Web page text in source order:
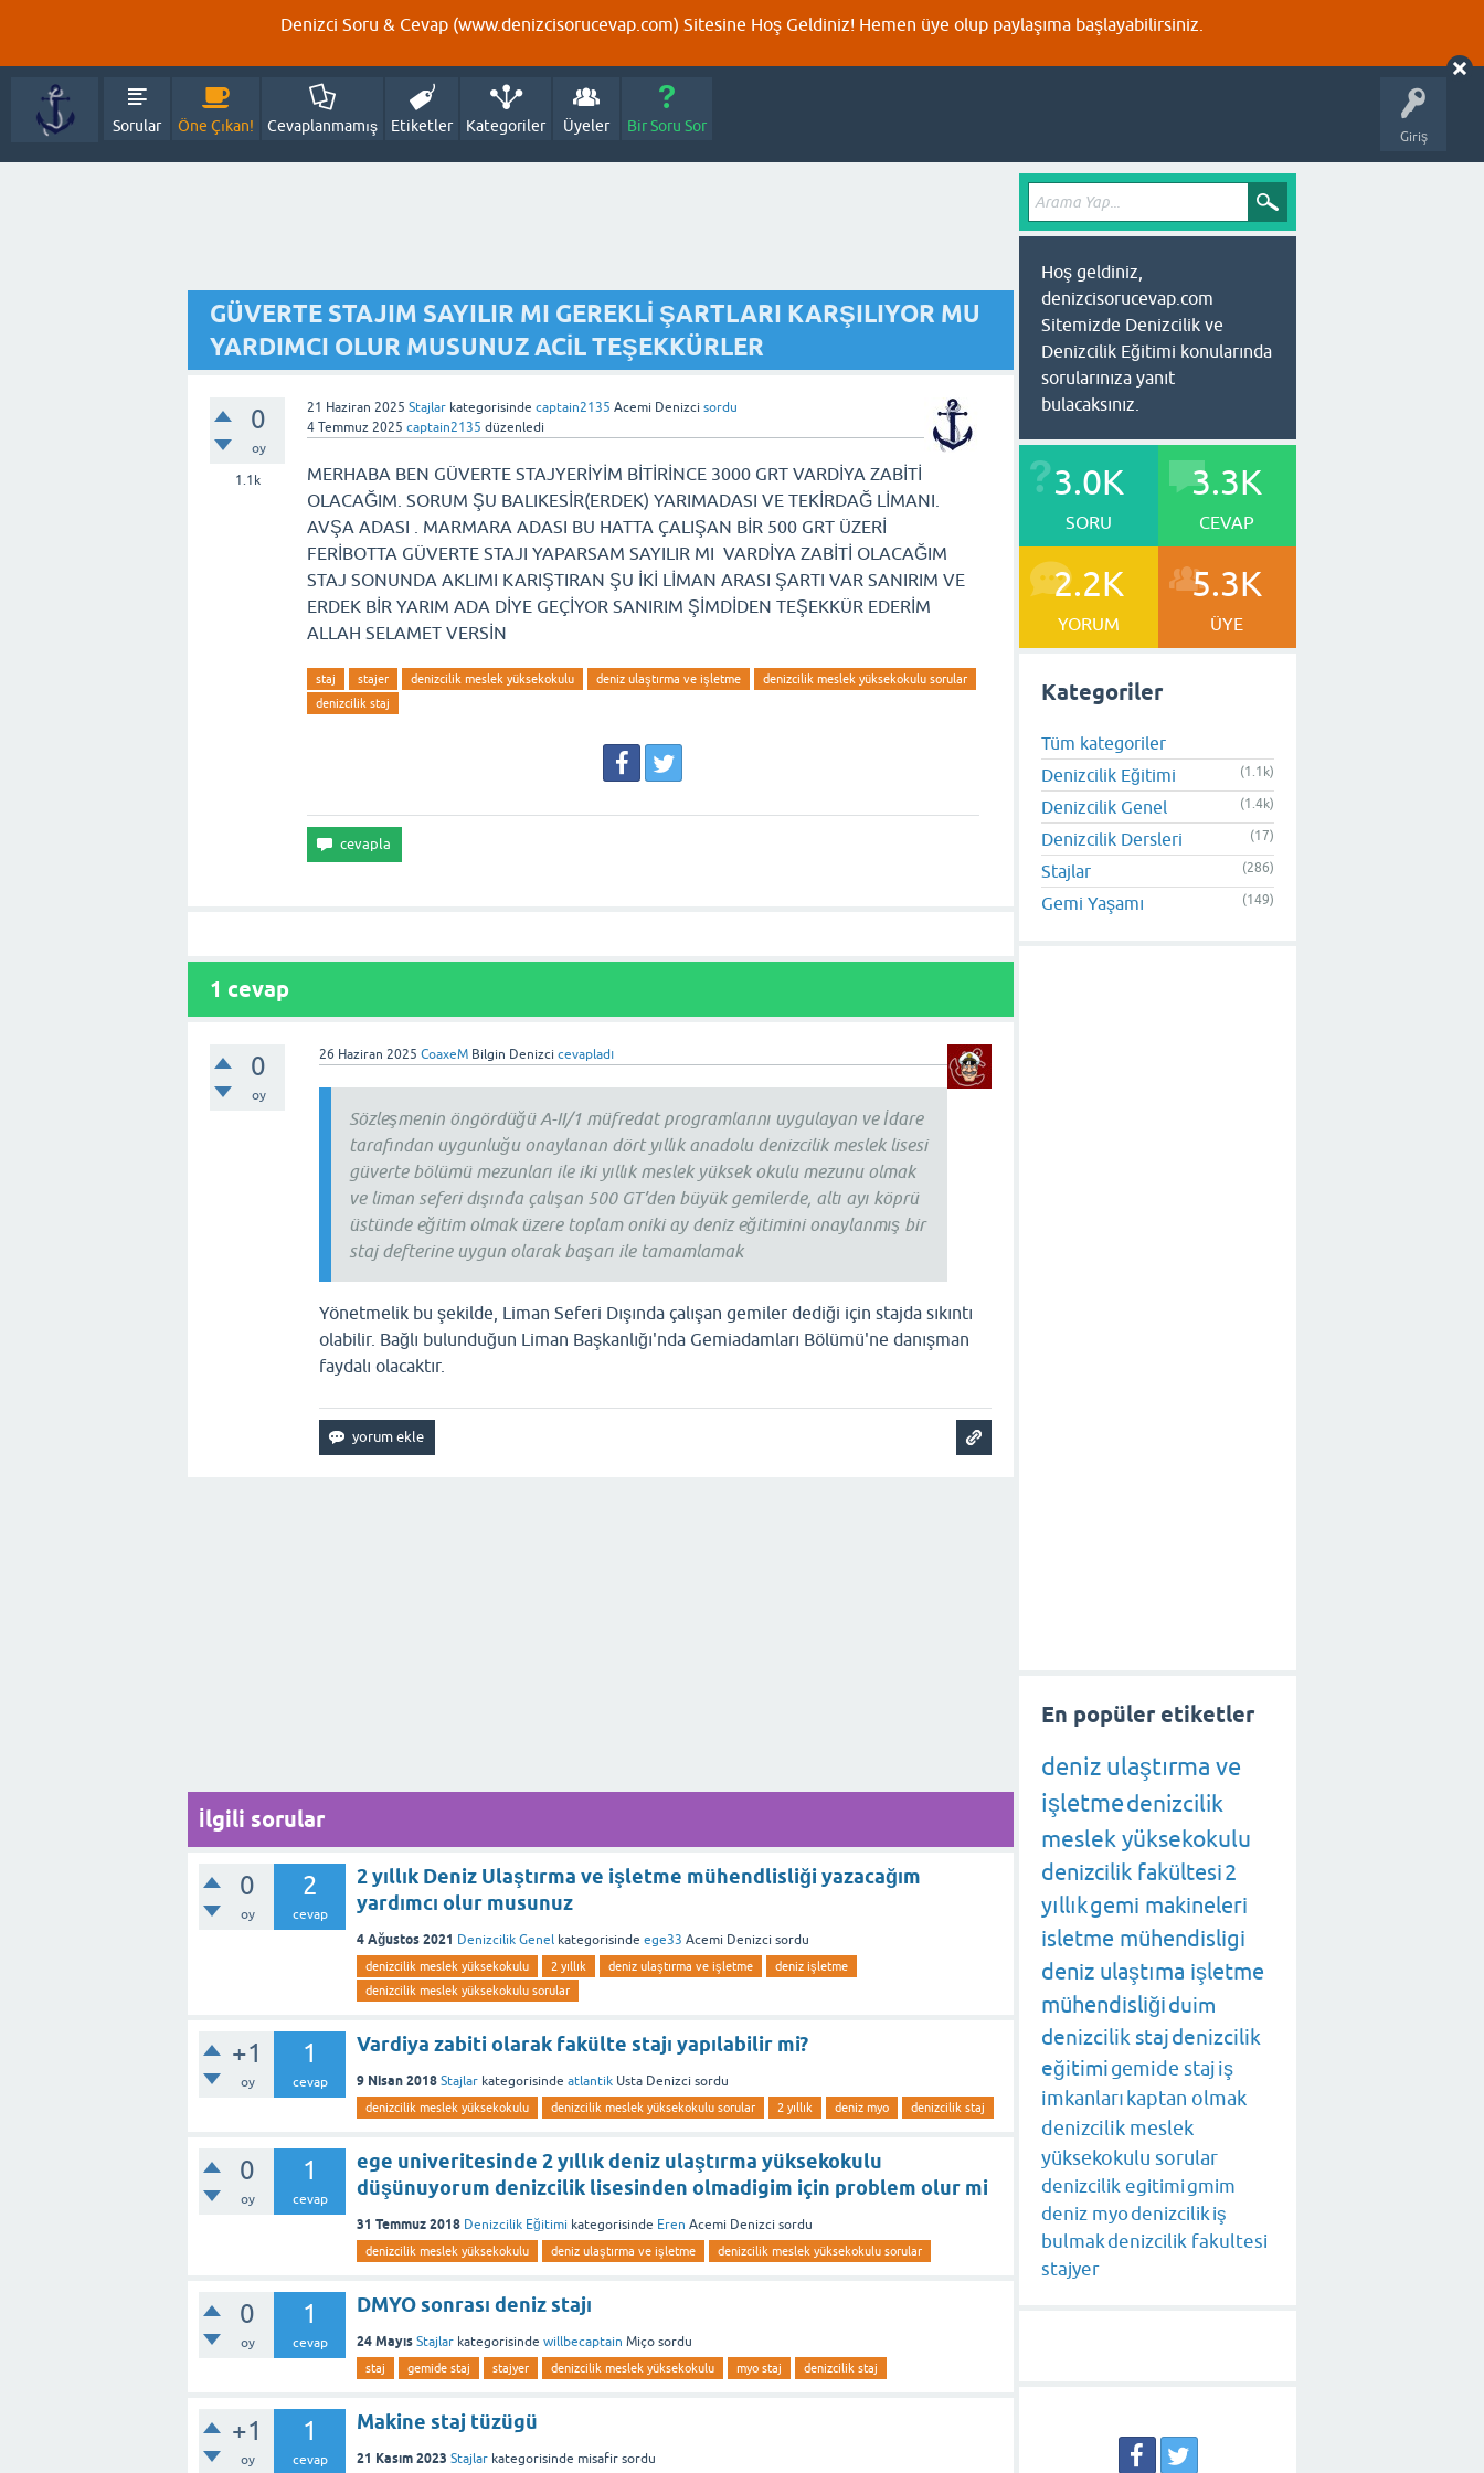
Denizci Soru & Cevap (www.denizcisorucevap.com) Sitesine Hoş Geldiniz! Hemen üye olup paylaşıma başlayabilirsiniz.
Giriş
Sorular Öne Çıkan! Cevaplanmamış Etiketler Kategoriler Üyeler Bir Soru Sor
GÜVERTE STAJIM SAYILIR MI GEREKLİ ŞARTLARI KARŞILIYOR MU
YARDIMCI OLUR MUSUNUZ ACİL TEŞEKKÜRLER
0
oy
1.1k
21 Haziran 2025 Stajlar kategorisinde captain2135 Acemi Denizci sordu
4 Temmuz 2025 captain2135 düzenledi
MERHABA BEN GÜVERTE STAJYERİYİM BİTİRİNCE 3000 GRT VARDİYA ZABİTİ
OLACAĞIM. SORUM ŞU BALIKESİR(ERDEK) YARIMADASI VE TEKİRDAĞ LİMANI.
AVŞA ADASI . MARMARA ADASI BU HATTA ÇALIŞAN BİR 500 GRT ÜZERİ
FERİBOTTA GÜVERTE STAJI YAPARSAM SAYILIR MI VARDİYA ZABİTİ OLACAĞIM
STAJ SONUNDA AKLIMI KARIŞTIRAN ŞU İKİ LİMAN ARASI ŞARTI VAR SANIRIM VE
ERDEK BİR YARIM ADA DİYE GEÇİYOR SANIRIM ŞİMDİDEN TEŞEKKÜR EDERİM
ALLAH SELAMET VERSİN
staj stajer denizcilik meslek yüksekokulu deniz ulaştırma ve işletme
denizcilik meslek yüksekokulu sorular
denizcilik staj
1 cevap
0
oy
26 Haziran 2025 CoaxeM Bilgin Denizci cevapladı
Sözleşmenin öngördüğü A-II/1 müfredat programlarını uygulayan ve İdare
tarafından uygunluğu onaylanan dört yıllık anadolu denizcilik meslek lisesi
güverte bölümü mezunları ile iki yıllık meslek yüksek okulu mezunu olmak
ve liman seferi dışında çalışan 500 GT’den büyük gemilerde, altı ayı köprü
üstünde eğitim olmak üzere toplam oniki ay deniz eğitimini onaylanmış bir
staj defterine uygun olarak başarı ile tamamlamak
Yönetmelik bu şekilde, Liman Seferi Dışında çalışan gemiler dediği için stajda sıkıntı
olabilir. Bağlı bulunduğun Liman Başkanlığı'nda Gemiadamları Bölümü'ne danışman
faydalı olacaktır.
İlgili sorular
0
oy
2
cevap
2 yıllık Deniz Ulaştırma ve işletme mühendlisliği yazacağım
yardımcı olur musunuz
4 Ağustos 2021 Denizcilik Genel kategorisinde ege33 Acemi Denizci sordu
denizcilik meslek yüksekokulu 2 yıllık deniz ulaştırma ve işletme
deniz işletme
denizcilik meslek yüksekokulu sorular
+1
oy
1
cevap
Vardiya zabiti olarak fakülte stajı yapılabilir mi?
9 Nisan 2018 Stajlar kategorisinde atlantik Usta Denizci sordu
denizcilik meslek yüksekokulu denizcilik meslek yüksekokulu sorular 2 yıllık deniz myo denizcilik staj
0
oy
1
cevap
ege univeritesinde 2 yıllık deniz ulaştırma yüksekokulu
düşünuyorum denizcilik lisesinden olmadigim için problem olur mi
31 Temmuz 2018 Denizcilik Eğitimi kategorisinde Eren Acemi Denizci sordu
denizcilik meslek yüksekokulu deniz ulaştırma ve işletme denizcilik meslek yüksekokulu sorular
0
oy
1
cevap
DMYO sonrası deniz stajı
24 Mayıs Stajlar kategorisinde willbecaptain Miço sordu
staj gemide staj stajyer denizcilik meslek yüksekokulu myo staj denizcilik staj
+1
oy
1
cevap
Makine staj tüzügü
21 Kasım 2023 Stajlar kategorisinde misafir sordu
Hoş geldiniz,
denizcisorucevap.com
Sitemizde Denizcilik ve
Denizcilik Eğitimi konularında
sorularınıza yanıt
bulacaksınız.
3.0K
SORU
3.3K
CEVAP
2.2K
YORUM
5.3K
ÜYE
Kategoriler
Tüm kategoriler
Denizcilik Eğitimi
(1.1k)
Denizcilik Genel (1.4k)
Denizcilik Dersleri (17)
Stajlar (286)
Gemi Yaşamı (149)
En popüler etiketler
deniz ulaştırma ve
işletmedenizcilik
meslek yüksekokulu
denizcilik fakültesi2
yıllıkgemi makineleri
isletme mühendisligi
deniz ulaştıma işletme
mühendisliğiduim
denizcilik stajdenizcilik
eğitimigemide stajiş
imkanlarıkaptan olmak
denizcilik meslek
yüksekokulu sorular
denizcilik egitimigmim
deniz myodenizcilikiş
bulmakdenizcilik fakultesi
stajyer